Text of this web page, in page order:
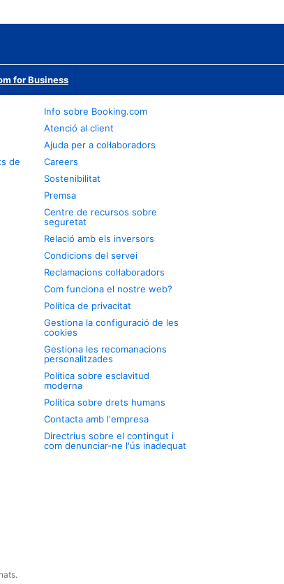
for Business
de
Info sobre Booking.com
Atenció al client
Ajuda per a col·laboradors
Careers
Sostenibilitat
Premsa
Centre de recursos sobre
seguretat
Relació amb els inversors
Condicions del servei
Reclamacions col·laboradors
Com funciona el nostre web?
Política de privacitat
Gestiona la configuració de les
cookies
Gestiona les recomanacions
personalitzades
Política sobre esclavitud
moderna
Política sobre drets humans
Contacta amb l'empresa
Directrius sobre el contingut i
com denunciar-ne l'ús inadequat